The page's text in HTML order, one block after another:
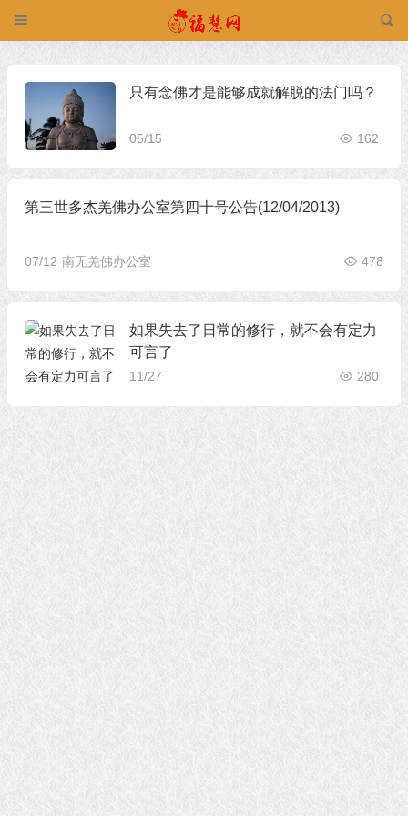
只有念佛才是能够成就解脱的法门吗？
05/15 162
第三世多杰羌佛办公室第四十号公告(12/04/2013)
07/12 南无羌佛办公室 478
如果失去了日常的修行，就不会有定力
可言了
11/27 280